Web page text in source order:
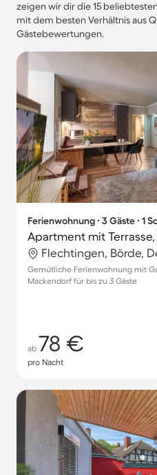
zeigen wir dir die 15
mit dem besten Verhältnis aus
Gästebewertungen.
Ferienwohnung ∙ 3 Gäste ∙ 1
Flechtingen, Börde,
Gemütliche Ferienwohnung mit
Mackendorf für bis zu 3 Gäste
ab 78 €
pro Nacht